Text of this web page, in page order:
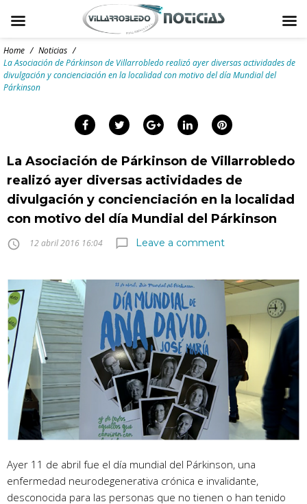
Skip
to
content
Home / Noticias /
La Asociación de Párkinson de Villarrobledo realizó ayer diversas actividades de
divulgación y concienciación en la localidad con motivo del día Mundial del
Párkinson
FacebookTwitterGoogle+LinkedInPinterest
La Asociación de Párkinson de Villarrobledo
realizó ayer diversas actividades de
divulgación y concienciación en la localidad
con motivo del día Mundial del Párkinson
access_time 12 abril 2016 16:04 chat_bubble_outline Leave a comment
Ayer 11 de abril fue el día mundial del Párkinson, una
enfermedad neurodegenerativa crónica e invalidante,
desconocida para las personas que no tienen o han tenido